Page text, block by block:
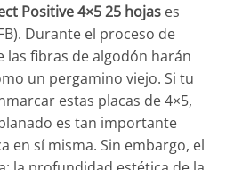
Positive 4×5 25 hojas es
Durante el proceso de
las fibras de algodón harán
un pergamino viejo. Si tu
estas placas de 4×5,
es tan importante
en sí misma. Sin embargo, el